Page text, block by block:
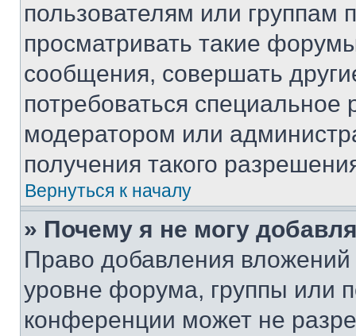
пользователям или группам
просматривать такие
сообщения, совершать
потребоваться
модератором или
получения такого
Вернуться к началу
» Почему я не могу
Право добавления
уровне форума, группы или
конференции может не